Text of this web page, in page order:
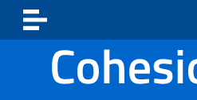
Vai ai contenuti
Vai al footer